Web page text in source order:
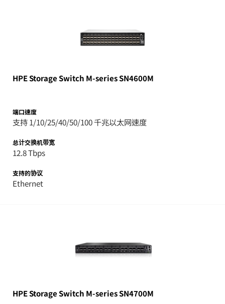
HPE Storage Switch M-series SN4600M
端口速度
支持 1/10/25/40/50/100 千兆以太网速度
总计交换机带宽
12.8 Tbps
支持的协议
Ethernet
HPE Storage Switch M-series SN4700M